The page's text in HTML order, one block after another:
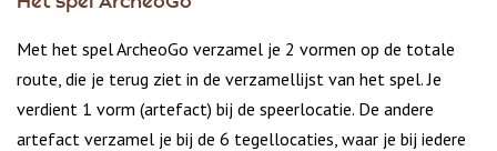
Met het spel ArcheoGo verzamel je 2 vormen op de totale
route, die je terug ziet in de verzamellijst van het spel. Je
verdient 1 vorm (artefact) bij de speerlocatie. De andere
artefact verzamel je bij de 6 tegellocaties, waar je bij iedere